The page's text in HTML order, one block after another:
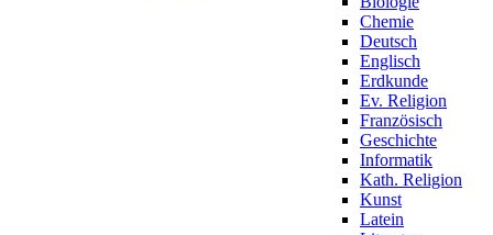
Chemie
Deutsch
Englisch
Erdkunde
Ev. Religion
Französisch
Geschichte
Informatik
Kath. Religion
Kunst
Latein